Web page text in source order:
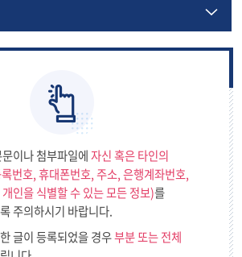
이나 첨부파일에자신 혹은 타인의
번호, 휴대폰번호, 주소, 은행계좌번호,
인을 식별할 수 있는 모든 정보)를
주의하시기 바랍니다.
글이 등록되었을 경우부분 또는 전체